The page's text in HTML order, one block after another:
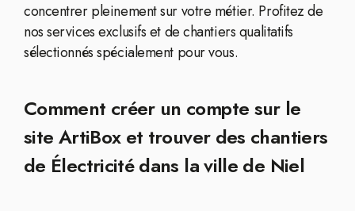
concentrer pleinement sur votre métier. Profitez de
nos services exclusifs et de chantiers qualitatifs
sélectionnés spécialement pour vous.
Comment créer un compte sur le
site ArtiBox et trouver des chantiers
de Électricité dans la ville de Niel